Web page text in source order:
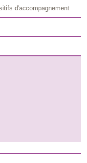
d'accompagnement